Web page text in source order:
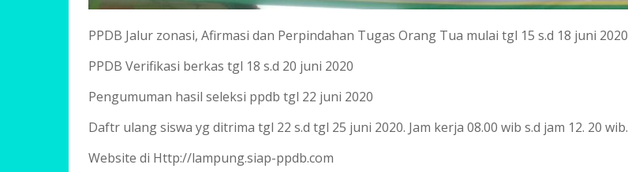
PPDB Jalur zonasi, Afirmasi dan Perpindahan Tugas Orang Tua mulai tgl 15 s.d 18 juni 2020
PPDB Verifikasi berkas tgl 18 s.d 20 juni 2020
Pengumuman hasil seleksi ppdb tgl 22 juni 2020
Daftr ulang siswa yg ditrima tgl 22 s.d tgl 25 juni 2020. Jam kerja 08.00 wib s.d jam 12. 20 wib.
Website di Http://lampung.siap-ppdb.com